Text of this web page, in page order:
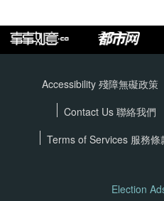
Accessibility 殘障無礙政策
Contact Us 聯絡我們
Terms of Services 服務條
Election